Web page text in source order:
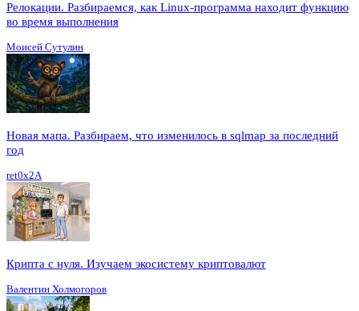
Релокации. Разбираемся, как Linux-программа находит функцию
во время выполнения
Моисей Сутулин
Новая мапа. Разбираем, что изменилось в sqlmap за последний
год
ret0x2A
Крипта с нуля. Изучаем экосистему криптовалют
Валентин Холмогоров